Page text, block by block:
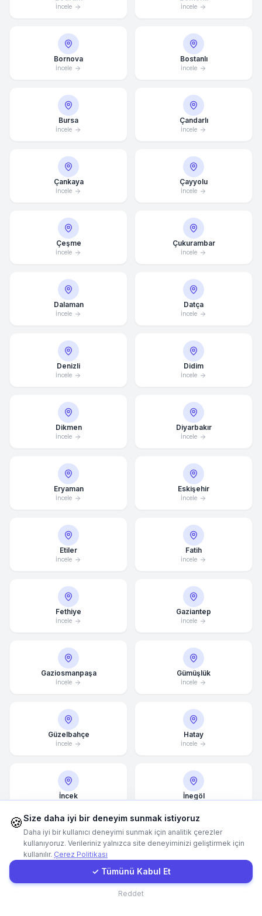
İncele İncele
Bornova
İncele
Bostanlı
İncele
Bursa
İncele
Çandarlı
İncele
Çankaya
İncele
Çayyolu
İncele
Çeşme
İncele
Çukurambar
İncele
Dalaman
İncele
Datça
İncele
Denizli
İncele
Didim
İncele
Dikmen
İncele
Diyarbakır
İncele
Eryaman
İncele
Eskişehir
İncele
Etiler
İncele
Fatih
İncele
Fethiye
İncele
Gaziantep
İncele
Gaziosmanpaşa
İncele
Gümüşlük
İncele
Güzelbahçe
İncele
Hatay
İncele
İncek İnegöl
İstanbul
İletişim Formu
🍪Size daha iyi bir deneyim sunmak istiyoruz
Daha iyi bir kullanıcı deneyimi sunmak için analitik çerezler
kullanıyoruz. Verileriniz yalnızca site deneyiminizi geliştirmek için
kullanılır. Çerez Politikası
✓ Tümünü Kabul Et
Reddet